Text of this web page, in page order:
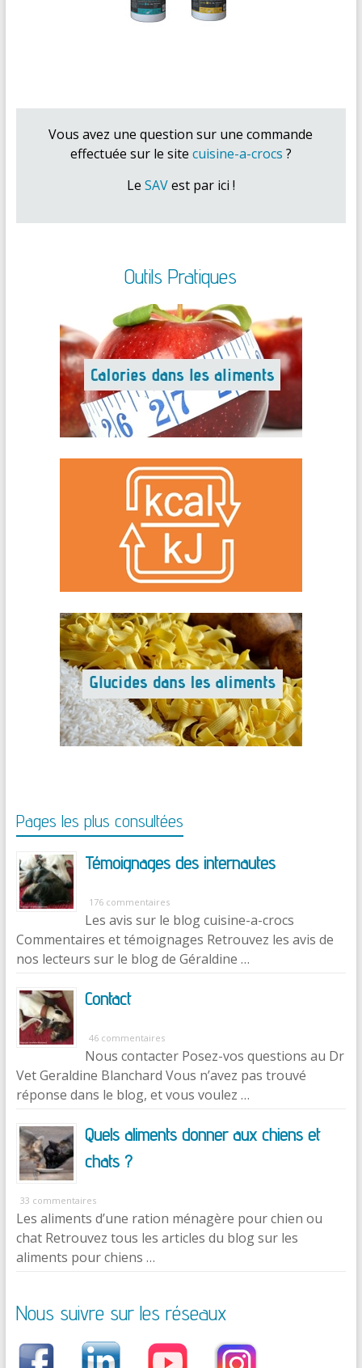
Vous avez une question sur une commande
effectuée sur le site cuisine-a-crocs ?
Le SAVest par ici !
Outils Pratiques
Pages les plus consultées
Témoignages des internautes
176 commentaires
Les avis sur le blog cuisine-a-crocs
Commentaires et témoignages Retrouvez les avis de
nos lecteurs sur le blog de Géraldine …
Contact
46 commentaires
Nous contacter Posez-vos questions au Dr
Vet Geraldine Blanchard Vous n’avez pas trouvé
réponse dans le blog, et vous voulez …
Quels aliments donner aux chiens et
chats ?
33 commentaires
Les aliments d’une ration ménagère pour chien ou
chat Retrouvez tous les articles du blog sur les
aliments pour chiens …
Nous suivre sur les réseaux